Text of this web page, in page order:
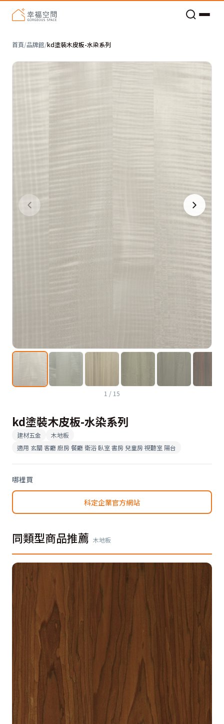
老屋預算分配與高 CP 值煥新術
首頁/品牌館/kd塗裝木皮板-水染系列
1 / 15
kd塗裝木皮板-水染系列
建材五金
木地板
適用 玄關 客廳 廚房 餐廳 衛浴 臥室 書房 兒童房 視聽室 陽台
哪裡買
科定企業官方網站
同類型商品推薦 木地板